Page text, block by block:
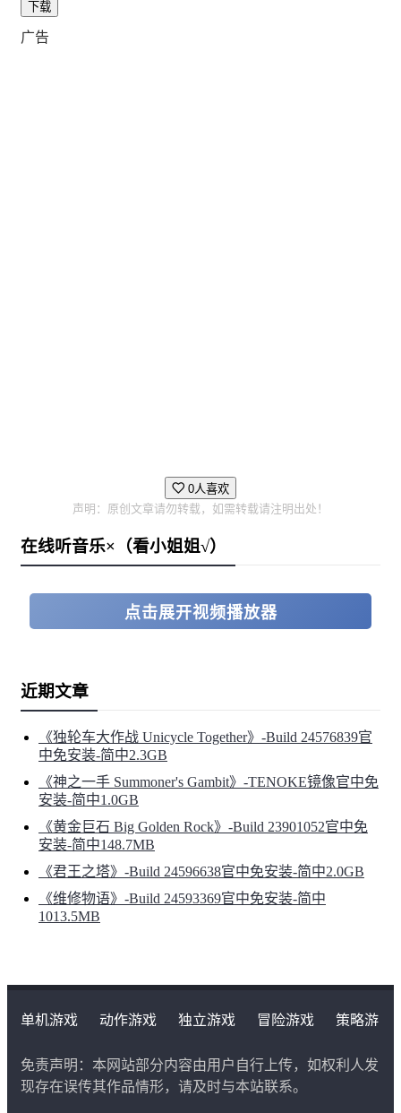
下载
广告
0人喜欢
声明：原创文章请勿转载，如需转载请注明出处！
在线听音乐×（看小姐姐√）
点击展开视频播放器
近期文章
《独轮车大作战 Unicycle Together》-Build 24576839官
中免安装-简中2.3GB
《神之一手 Summoner's Gambit》-TENOKE镜像官中免
安装-简中1.0GB
《黄金巨石 Big Golden Rock》-Build 23901052官中免
安装-简中148.7MB
《君王之塔》-Build 24596638官中免安装-简中2.0GB
《维修物语》-Build 24593369官中免安装-简中
1013.5MB
单机游戏 动作游戏 独立游戏 冒险游戏
策略游
免责声明：本网站部分内容由用户自行上传，如权利人发
现存在误传其作品情形，请及时与本站联系。